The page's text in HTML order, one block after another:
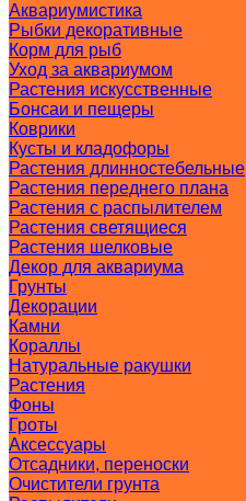
Аквариумистика
Рыбки декоративные
Корм для рыб
Уход за аквариумом
Растения искусственные
Бонсаи и пещеры
Коврики
Кусты и кладофоры
Растения длинностебельные
Растения переднего плана
Растения с распылителем
Растения светящиеся
Растения шелковые
Декор для аквариума
Грунты
Декорации
Камни
Кораллы
Натуральные ракушки
Растения
Фоны
Гроты
Аксессуары
Отсадники, переноски
Очистители грунта